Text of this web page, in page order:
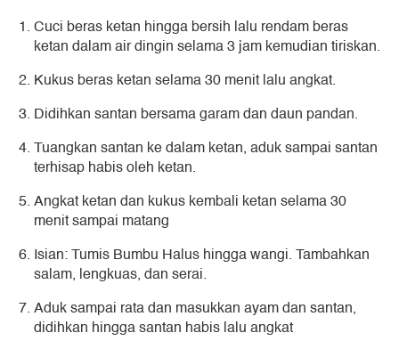
Cuci beras ketan hingga bersih lalu rendam beras
ketan dalam air dingin selama 3 jam kemudian tiriskan.
Kukus beras ketan selama 30 menit lalu angkat.
Didihkan santan bersama garam dan daun pandan.
Tuangkan santan ke dalam ketan, aduk sampai santan
terhisap habis oleh ketan.
Angkat ketan dan kukus kembali ketan selama 30
menit sampai matang
Isian: Tumis Bumbu Halus hingga wangi. Tambahkan
salam, lengkuas, dan serai.
Aduk sampai rata dan masukkan ayam dan santan,
didihkan hingga santan habis lalu angkat